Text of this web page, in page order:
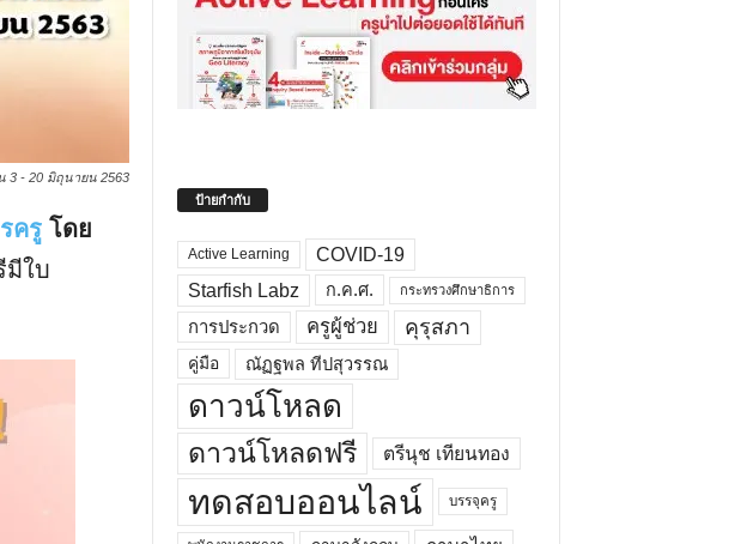
3 - 20 มิถุนายน 2563
ครูโดย
ใบ
ป้ายกำกับ
Active Learning
COVID-19
Starfish Labz
ก.ค.ศ. กระทรวงศึกษาธิการ
การประกวด ครูผู้ช่วย คุรุสภา
คู่มือ ณัฏฐพล ทีปสุวรรณ
ดาวน์โหลด
ดาวน์โหลดฟรี ตรีนุช เทียนทอง
ทดสอบออนไลน์ บรรจุครู